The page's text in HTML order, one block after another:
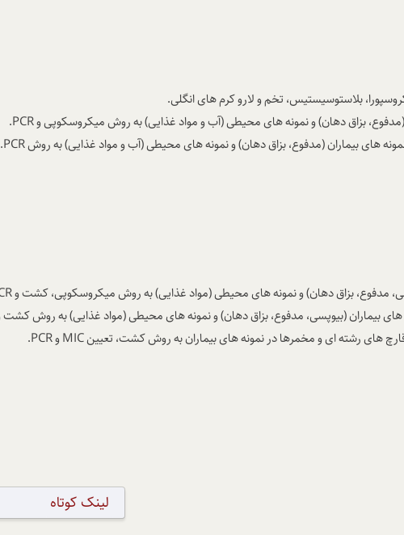
بلاستوسیستیس، تخم و لارو کرم های انگلی.
بزاق دهان) و نمونه های محیطی (آب و مواد غذایی) به روش میکروسکوپی وPCR
.
های بیماران (مدفوع، بزاق دهان) و نمونه های محیطی (آب و مواد غذایی) به روشPCR
.
مدفوع، بزاق دهان) و نمونه های محیطی (مواد غذایی) به روش میکروسکوپی، کشت و
بیماران (بیوپسی، مدفوع، بزاق دهان) و نمونه های محیطی (مواد غذایی) به روش کشت
های رشته ای و مخمرها در نمونه های بیماران به روش کشت، تعیینMICوPCR
.
لینک کوتاه